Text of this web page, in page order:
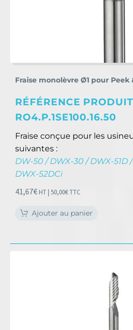
Fraise monolèvre Ø1 pour Peek
RÉFÉRENCE
RO4.P.1SE100.16.50
Fraise conçue pour les
suivantes :
DW-50 / DWX-30 / DWX-51D
DWX-52DCi
41,67€ HT | 50,00€TTC
Ajouter au panier